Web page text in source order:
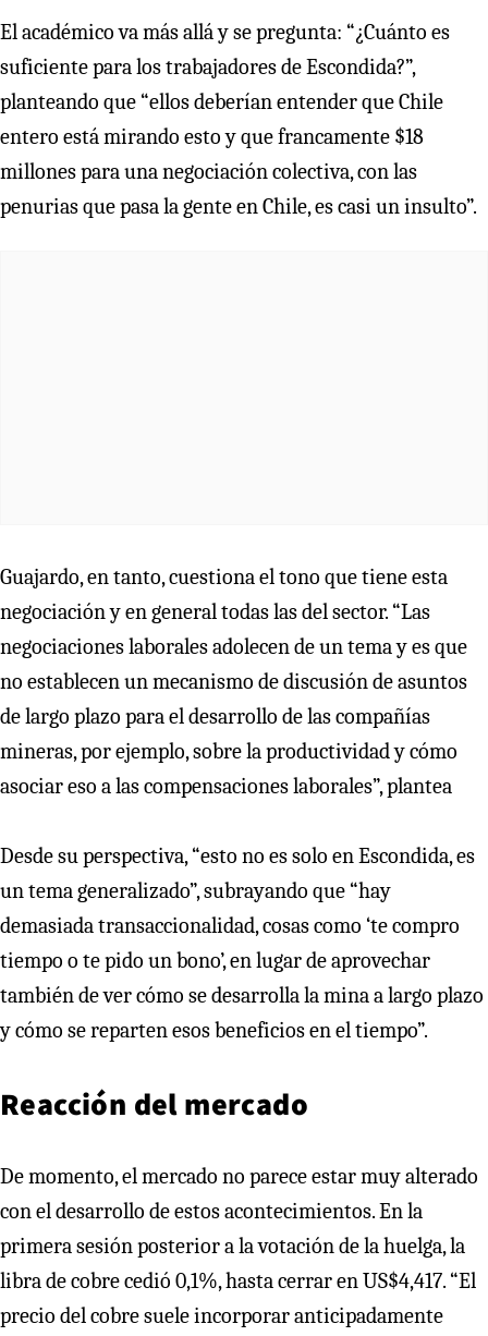
El académico va más allá y se pregunta: “¿Cuánto es
suficiente para los trabajadores de Escondida?”,
planteando que “ellos deberían entender que Chile
entero está mirando esto y que francamente $18
millones para una negociación colectiva, con las
penurias que pasa la gente en Chile, es casi un insulto”.
Guajardo, en tanto, cuestiona el tono que tiene esta
negociación y en general todas las del sector. “Las
negociaciones laborales adolecen de un tema y es que
no establecen un mecanismo de discusión de asuntos
de largo plazo para el desarrollo de las compañías
mineras, por ejemplo, sobre la productividad y cómo
asociar eso a las compensaciones laborales”, plantea
Desde su perspectiva, “esto no es solo en Escondida, es
un tema generalizado”, subrayando que “hay
demasiada transaccionalidad, cosas como ‘te compro
tiempo o te pido un bono’, en lugar de aprovechar
también de ver cómo se desarrolla la mina a largo plazo
y cómo se reparten esos beneficios en el tiempo”.
Reacción del mercado
De momento, el mercado no parece estar muy alterado
con el desarrollo de estos acontecimientos. En la
primera sesión posterior a la votación de la huelga, la
libra de cobre cedió 0,1%, hasta cerrar en US$4,417. “El
precio del cobre suele incorporar anticipadamente